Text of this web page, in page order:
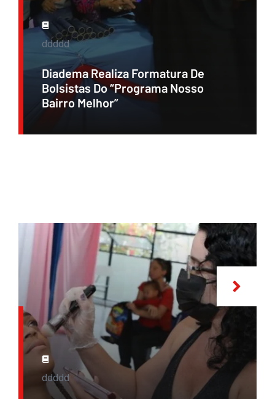
ddddd
Diadema Realiza Formatura De
Bolsistas Do “Programa Nosso
Bairro Melhor”
ddddd